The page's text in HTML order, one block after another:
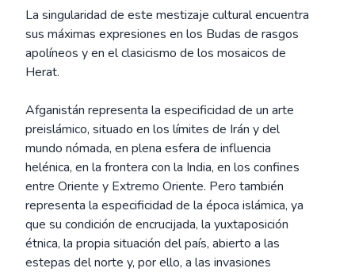
La singularidad de este mestizaje cultural encuentra
sus máximas expresiones en los Budas de rasgos
apolíneos y en el clasicismo de los mosaicos de
Herat.
Afganistán representa la especificidad de un arte
preislámico, situado en los límites de Irán y del
mundo nómada, en plena esfera de influencia
helénica, en la frontera con la India, en los confines
entre Oriente y Extremo Oriente. Pero también
representa la especificidad de la época islámica, ya
que su condición de encrucijada, la yuxtaposición
étnica, la propia situación del país, abierto a las
estepas del norte y, por ello, a las invasiones